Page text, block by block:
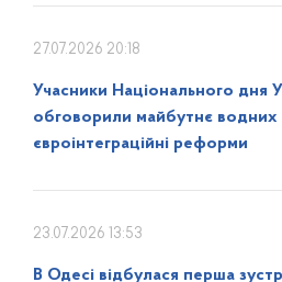
27.07.2026 20:18
Учасники Національного дня
обговорили майбутнє водних
євроінтеграційні реформи
23.07.2026 13:53
В Одесі відбулася перша